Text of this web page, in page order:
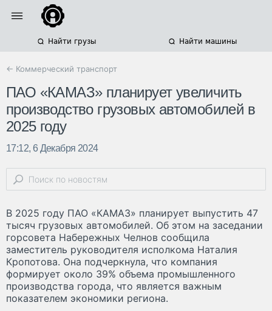
Найти грузы Найти машины
← Коммерческий транспорт
ПАО «КАМАЗ» планирует увеличить
производство грузовых автомобилей в
2025 году
17:12, 6 Декабря 2024
В 2025 году ПАО «КАМАЗ» планирует выпустить 47
тысяч грузовых автомобилей. Об этом на заседании
горсовета Набережных Челнов сообщила
заместитель руководителя исполкома Наталия
Кропотова. Она подчеркнула, что компания
формирует около 39% объема промышленного
производства города, что является важным
показателем экономики региона.